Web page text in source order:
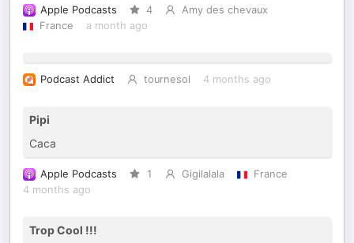
Apple Podcasts 4
Amy des chevaux
France
a month ago
Podcast Addict tournesol 4 months ago
Pipi
Caca
Apple Podcasts 1 Gigilalala
France
4 months ago
Trop Cool !!!